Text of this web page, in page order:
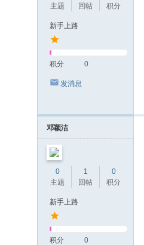
主题
回帖
积分
新手上路
积分 0
发消息
邓颖洁
0
主题
1
回帖
0
积分
新手上路
积分 0